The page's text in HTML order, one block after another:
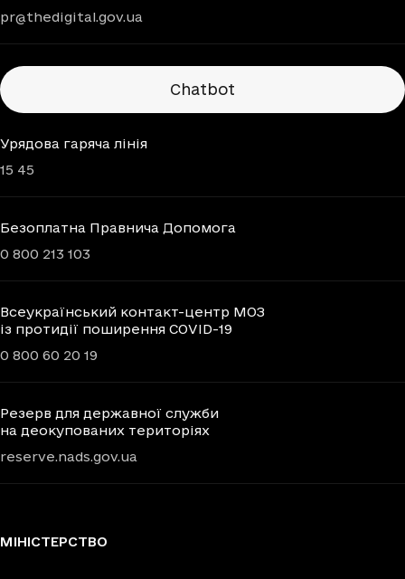
pr@thedigital.gov.ua
Chatbots
Chatbot
Урядова гаряча лінія
15 45
Безоплатна Правнича Допомога
0 800 213 103
Всеукраїнський контакт-центр МОЗ
із протидії поширення COVID-19
0 800 60 20 19
Резерв для державної служби
на деокупованих територіях
reserve.nads.gov.ua
МІНІСТЕРСТВО